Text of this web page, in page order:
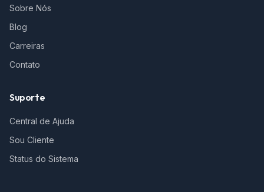
Sobre Nós
Blog
Carreiras
Contato
Suporte
Central de Ajuda
Sou Cliente
Status do Sistema